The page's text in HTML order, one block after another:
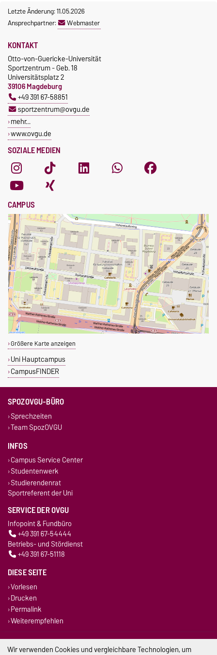
Letzte Änderung: 11.05.2026
Ansprechpartner:
Webmaster
SOZIALE MEDIEN
KONTAKT
Otto-von-Guericke-Universität
Sportzentrum - Geb. 18
Universitätsplatz 2
39106 Magdeburg
+49 391 67-58851
sportzentrum@ovgu.de
mehr…
www.ovgu.de
CAMPUS
Größere Karte anzeigen
Uni Hauptcampus
CampusFINDER
SPOZOVGU-BÜRO
Sprechzeiten
Team SpozOVGU
INFOS
Campus Service Center
Studentenwerk
Studierendenrat
Sportreferent der Uni
SERVICE DER OVGU
Infopoint & Fundbüro
+49 391 67-54444
Betriebs- und Stördienst
+49 391 67-51118
DIESE SEITE
Vorlesen
Drucken
Permalink
Weiterempfehlen
Impressum
Wir verwenden Cookies und vergleichbare Technologien, um